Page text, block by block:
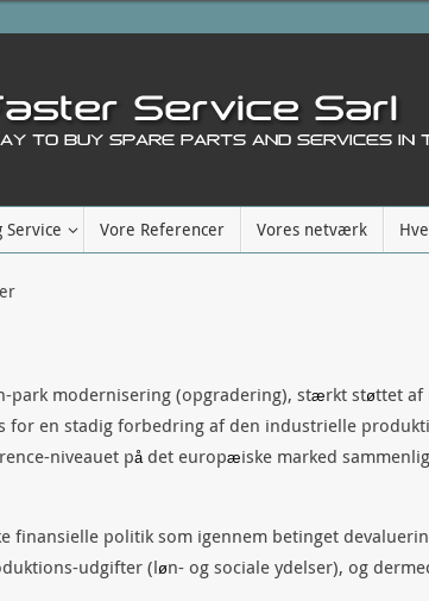
Service Vore Referencer Vores netværk
park modernisering (opgradering), stærkt støttet af
for en stadig forbedring af den industrielle
niveauet pådet europæiske marked
finansielle politik som igennem betinget
udgifter (løn- og sociale ydelser), og